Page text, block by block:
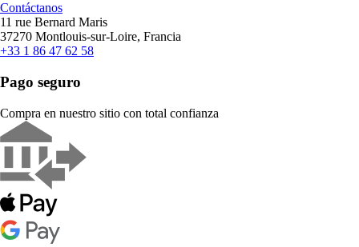
Contáctanos
11 rue Bernard Maris
37270 Montlouis-sur-Loire, Francia
+33 1 86 47 62 58
Pago seguro
Compra en nuestro sitio con total confianza